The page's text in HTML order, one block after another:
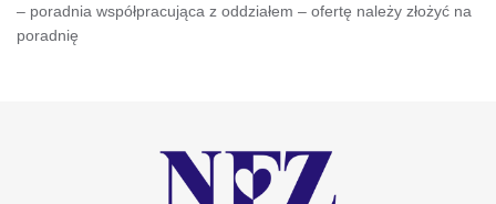
– poradnia współpracująca z oddziałem – ofertę należy złożyć na
poradnię